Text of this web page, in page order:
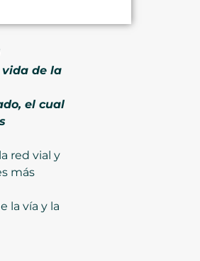
de la
el cual
red vial y
más
la vía y la